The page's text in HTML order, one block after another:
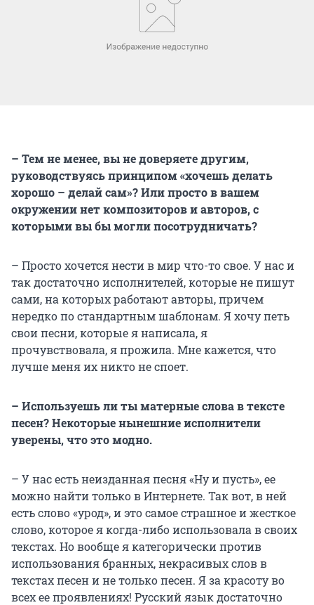
– Тем не менее, вы не доверяете другим,
руководствуясь принципом «хочешь делать
хорошо – делай сам»? Или просто в вашем
окружении нет композиторов и авторов, с
которыми вы бы могли посотрудничать?
– Просто хочется нести в мир что-то свое. У нас и
так достаточно исполнителей, которые не пишут
сами, на которых работают авторы, причем
нередко по стандартным шаблонам. Я хочу петь
свои песни, которые я написала, я
прочувствовала, я прожила. Мне кажется, что
лучше меня их никто не споет.
– Используешь ли ты матерные слова в тексте
песен? Некоторые нынешние исполнители
уверены, что это модно.
– У нас есть неизданная песня «Ну и пусть», ее
можно найти только в Интернете. Так вот, в ней
есть слово «урод», и это самое страшное и жесткое
слово, которое я когда-либо использовала в своих
текстах. Но вообще я категорически против
использования бранных, некрасивых слов в
текстах песен и не только песен. Я за красоту во
всех ее проявлениях! Русский язык достаточно